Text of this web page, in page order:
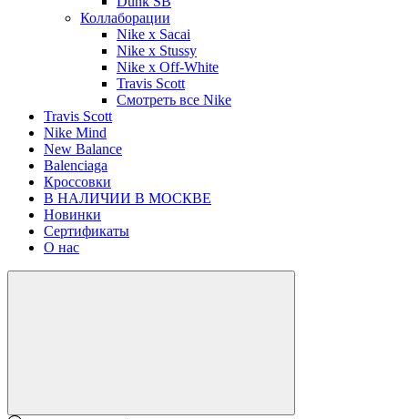
Коллаборации
Nike x Sacai
Nike x Stussy
Nike x Off-White
Travis Scott
Смотреть все Nike
Travis Scott
Nike Mind
New Balance
Balenciaga
Кроссовки
В НАЛИЧИИ В МОСКВЕ
Новинки
Сертификаты
О нас